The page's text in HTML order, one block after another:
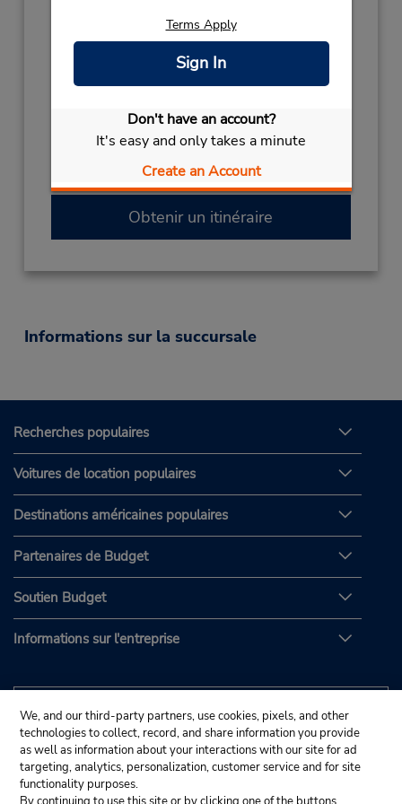
Terms Apply
Sign In
Don't have an account?
It's easy and only takes a minute
Create an Account
Heures d'exploitation :
Sun 11:30 AM - 9:00 PM; Mon - Fri 7:00 AM -
9:00 PM
Succursale avec boîte de dépôt des clés
Si vous arrivez, le comptoir de location se
trouve dans le terminal à une courte distance
de marche du stationnement.
Obtenir un itinéraire
Informations sur la succursale
Recherches populaires
Voitures de location populaires
Destinations américaines populaires
Partenaires de Budget
Soutien Budget
Informations sur l'entreprise
We, and our third-party partners, use cookies, pixels, and other
technologies to collect, record, and share information you provide
as well as information about your interactions with our site for ad
targeting, analytics, personalization, customer service and for site
functionality purposes.